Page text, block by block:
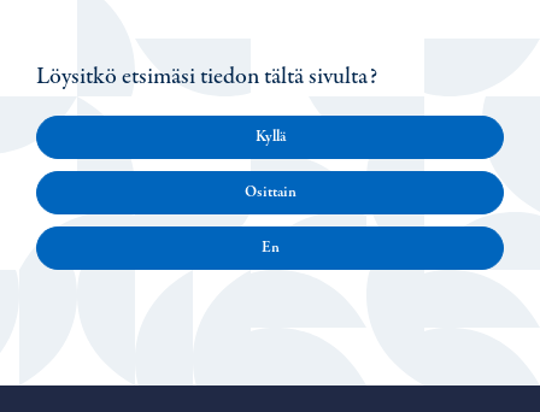
Löysitkö etsimäsi tiedon tältä sivulta?
Kyllä
Osittain
En